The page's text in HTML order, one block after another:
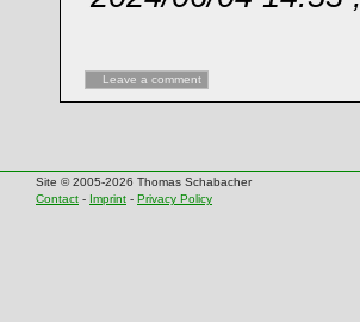
Leave a comment
Site © 2005-2026 Thomas Schabacher
Contact - Imprint - Privacy Policy